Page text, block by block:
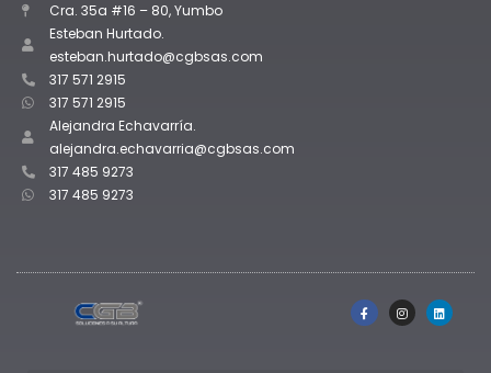
Cra. 35a #16 – 80, Yumbo
Esteban Hurtado.
esteban.hurtado@cgbsas.com
317 571 2915
317 571 2915
Alejandra Echavarría.
alejandra.echavarria@cgbsas.com
317 485 9273
317 485 9273